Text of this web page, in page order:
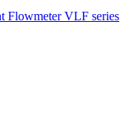
Flowmeter VLF series